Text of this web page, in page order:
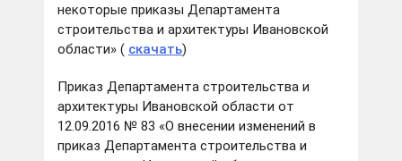
некоторые приказы Департамента
строительства и архитектуры Ивановской
области» ( скачать)
Приказ Департамента строительства и
архитектуры Ивановской области от
12.09.2016 № 83 «О внесении изменений в
приказ Департамента строительства и